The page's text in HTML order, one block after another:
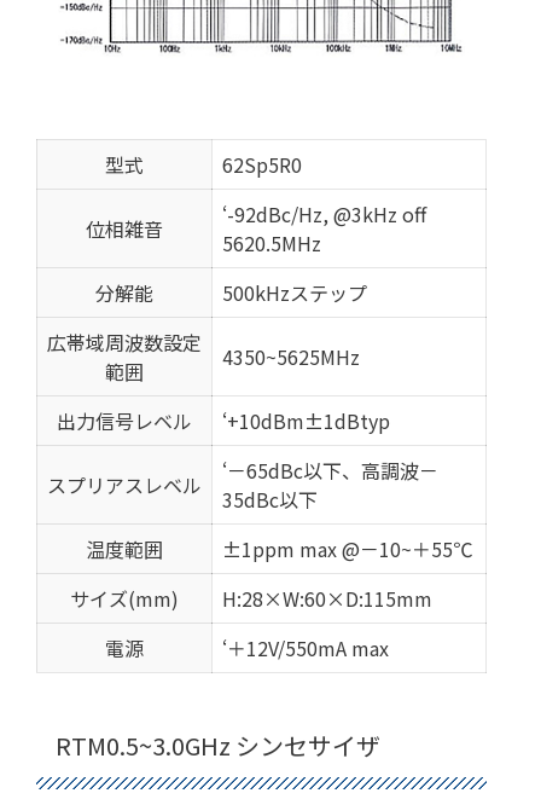
RTM0.5~3.0GHz シンセサイザ
型式 62Sp5R0
位相雑音
‘-92dBc/Hz, @3kHz off
5620.5MHz
分解能
500kHzステップ
広帯域周波数設定
範囲
4350~5625MHz
出力信号レベル ‘+10dBm±1dBtyp
スプリアスレベル
‘－65dBc以下、高調波－
35dBc以下
温度範囲
±1ppm max @－10~＋55℃
サイズ(mm)
H:28×W:60×D:115mm
電源
‘＋12V/550mA max